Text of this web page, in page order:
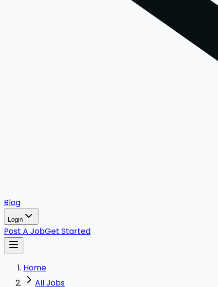
Blog
Login
Post A JobGet Started
Home
All Jobs